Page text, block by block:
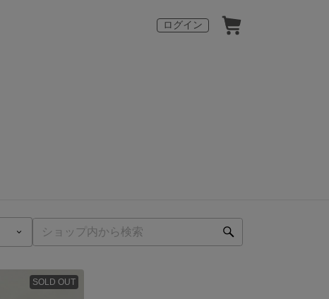
ログイン
SOLD OUT